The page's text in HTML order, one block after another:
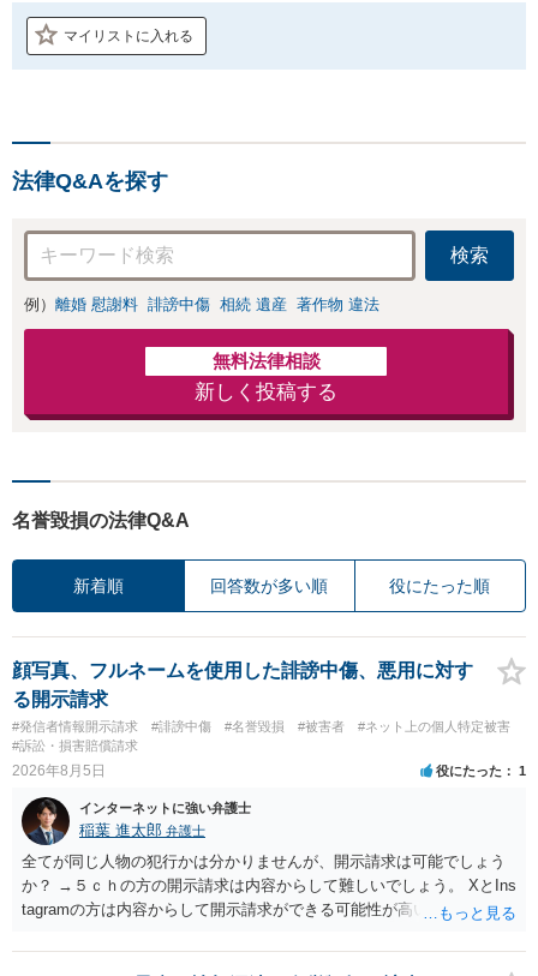
マイリストに入れる
法律Q&Aを探す
検索
例） 離婚 慰謝料 誹謗中傷 相続 遺産 著作物 違法
無料法律相談
新しく投稿する
名誉毀損の法律Q&A
新着順 回答数が多い順 役にたった順
顔写真、フルネームを使用した誹謗中傷、悪用に対す
る開示請求
#発信者情報開示請求 #誹謗中傷 #名誉毀損 #被害者
#ネット上の個人特定被害
#訴訟・損害賠償請求
2026年8月5日 役にたった 1
インターネットに強い弁護士
稲葉 進太郎 弁護士
全てが同じ人物の犯行かは分かりませんが、開示請求は可能でしょう
か？ →５ｃｈの方の開示請求は内容からして難しいでしょう。 XとIns
tagramの方は内容からして開示請求ができる可能性が高いでしょう。
いでしょう。７月中にアカウントが削除されている場合、今から進め